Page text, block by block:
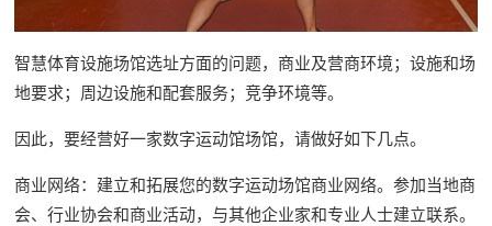
智慧体育设施场馆选址方面的问题，商业及营商环境；设施和场
地要求；周边设施和配套服务；竞争环境等。
因此，要经营好一家数字运动馆场馆，请做好如下几点。
商业网络：建立和拓展您的数字运动场馆商业网络。参加当地商
会、行业协会和商业活动，与其他企业家和专业人士建立联系。